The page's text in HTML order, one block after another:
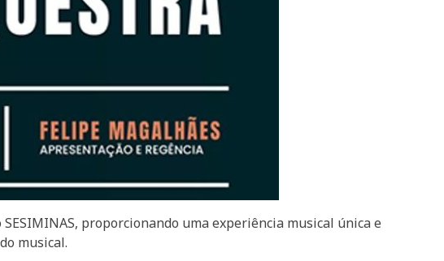
proporcionando uma experiência musical única e
musical.